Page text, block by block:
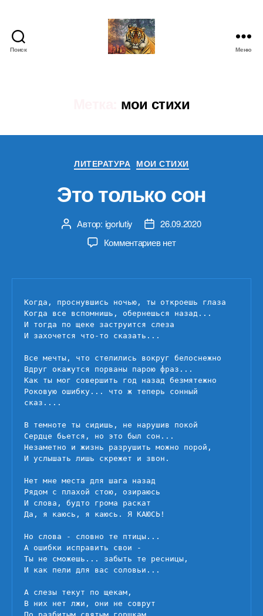
Поиск Меню
мои стихи
Рубрики
ЛИТЕРАТУРА МОИ СТИХИ
Это только сон
Автор
записи
Автор: igorlutiy
Дата26.09.2020
Комментариевк
только
нет
Когда, проснувшись ночью, ты откроешь глаза
Когда все вспомнишь, обернешься назад...
И тогда по щеке заструится слеза
И захочется что-то сказать...
Все мечты, что стелились вокруг белоснежно
Вдруг окажутся порваны парою фраз...
Как ты мог совершить год назад безмятежно
Роковую ошибку... что ж теперь сонный
сказ....
В темноте ты сидишь, не нарушив покой
Сердце бьется, но это был сон...
Незаметно и жизнь разрушить можно порой,
И услышать лишь скрежет и звон.
Нет мне места для шага назад
Рядом с плахой стою, озираюсь
И слова, будто грома раскат
Да, я каюсь, я каюсь. Я КАЮСЬ!
Но слова - словно те птицы...
А ошибки исправить свои -
Ты не сможешь... забыть те ресницы,
И как пели для вас соловьи...
А слезы текут по щекам,
В них нет лжи, они не соврут
По разбитым святым горшкам